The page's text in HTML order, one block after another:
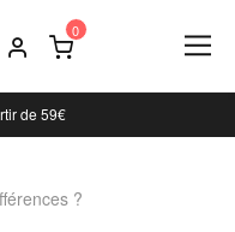
de 59€
?